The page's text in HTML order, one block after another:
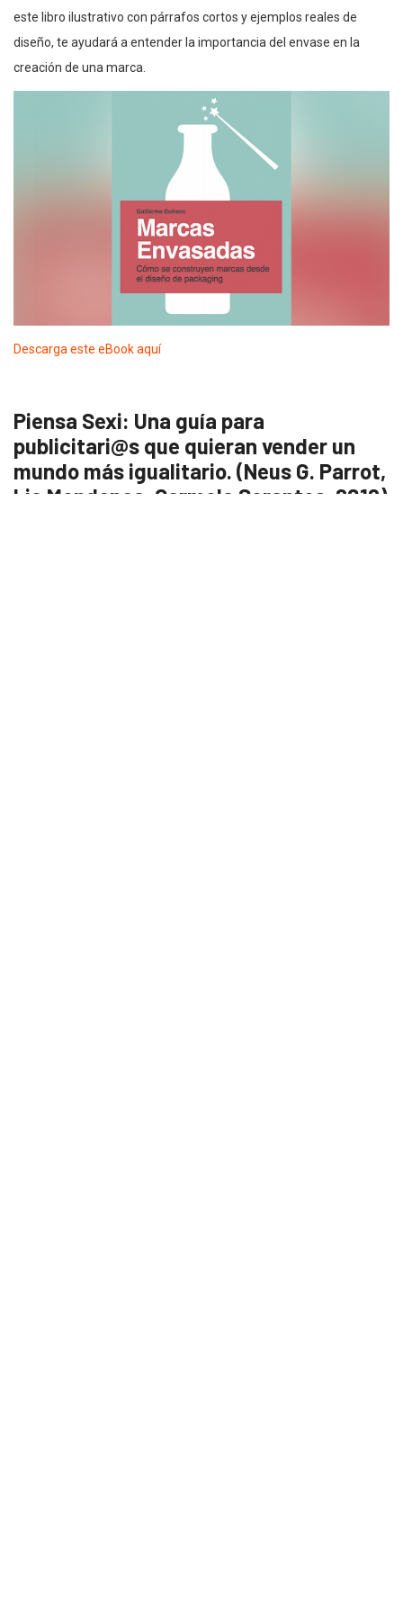
este libro ilustrativo con párrafos cortos y ejemplos reales de
diseño, te ayudará a entender la importancia del envase en la
creación de una marca.
Descarga este eBook aquí
Piensa Sexi: Una guía para
publicitari@s que quieran vender un
mundo más igualitario. (Neus G. Parrot,
Lia Mendonça, Carmela Serantes, 2018)